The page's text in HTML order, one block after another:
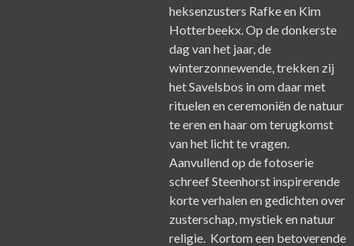
heksenzusters Rafke en Kim
Hotterbeekx. Op de donkerste
dag van het jaar, de
winterzonnewende, trekken zij
het Savelsbos in om daar met
rituelen en ceremoniën de natuur
te eren en haar om terugkomst
van het licht te vragen.
Aanvullend op de fotoserie
schreef Steenhorst inspirerende
korte verhalen en gedichten over
zusterschap, mystiek en natuur
religie. Kortom een betoverende